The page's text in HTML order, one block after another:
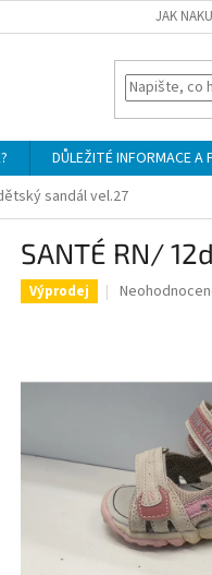
JAK
DŮLEŽITÉ INFORMACE A
sandál vel.27
SANTÉ RN/
Výprodej
Průměrné
hvězdiček.